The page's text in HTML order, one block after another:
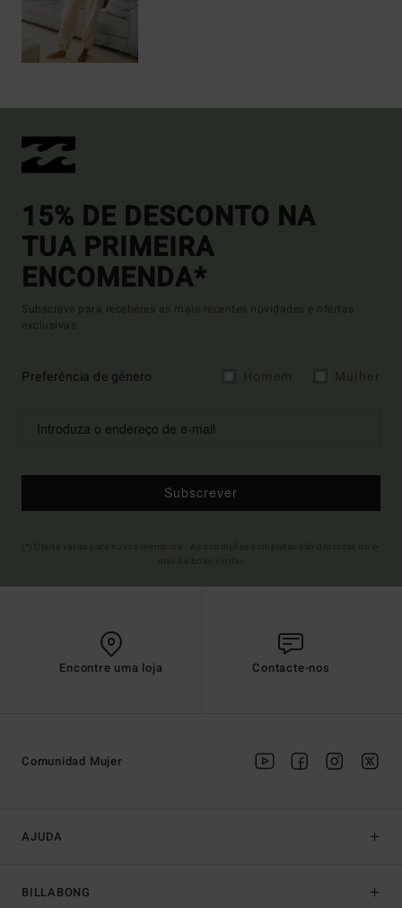
15% DE DESCONTO NA
TUA PRIMEIRA
ENCOMENDA*
Subscreve para receberes as mais recentes novidades e ofertas
exclusivas.
Preferência de género
Subscrever
Encontre uma loja Contacte-nos
AJUDA
BILLABONG
Comunidad Mujer